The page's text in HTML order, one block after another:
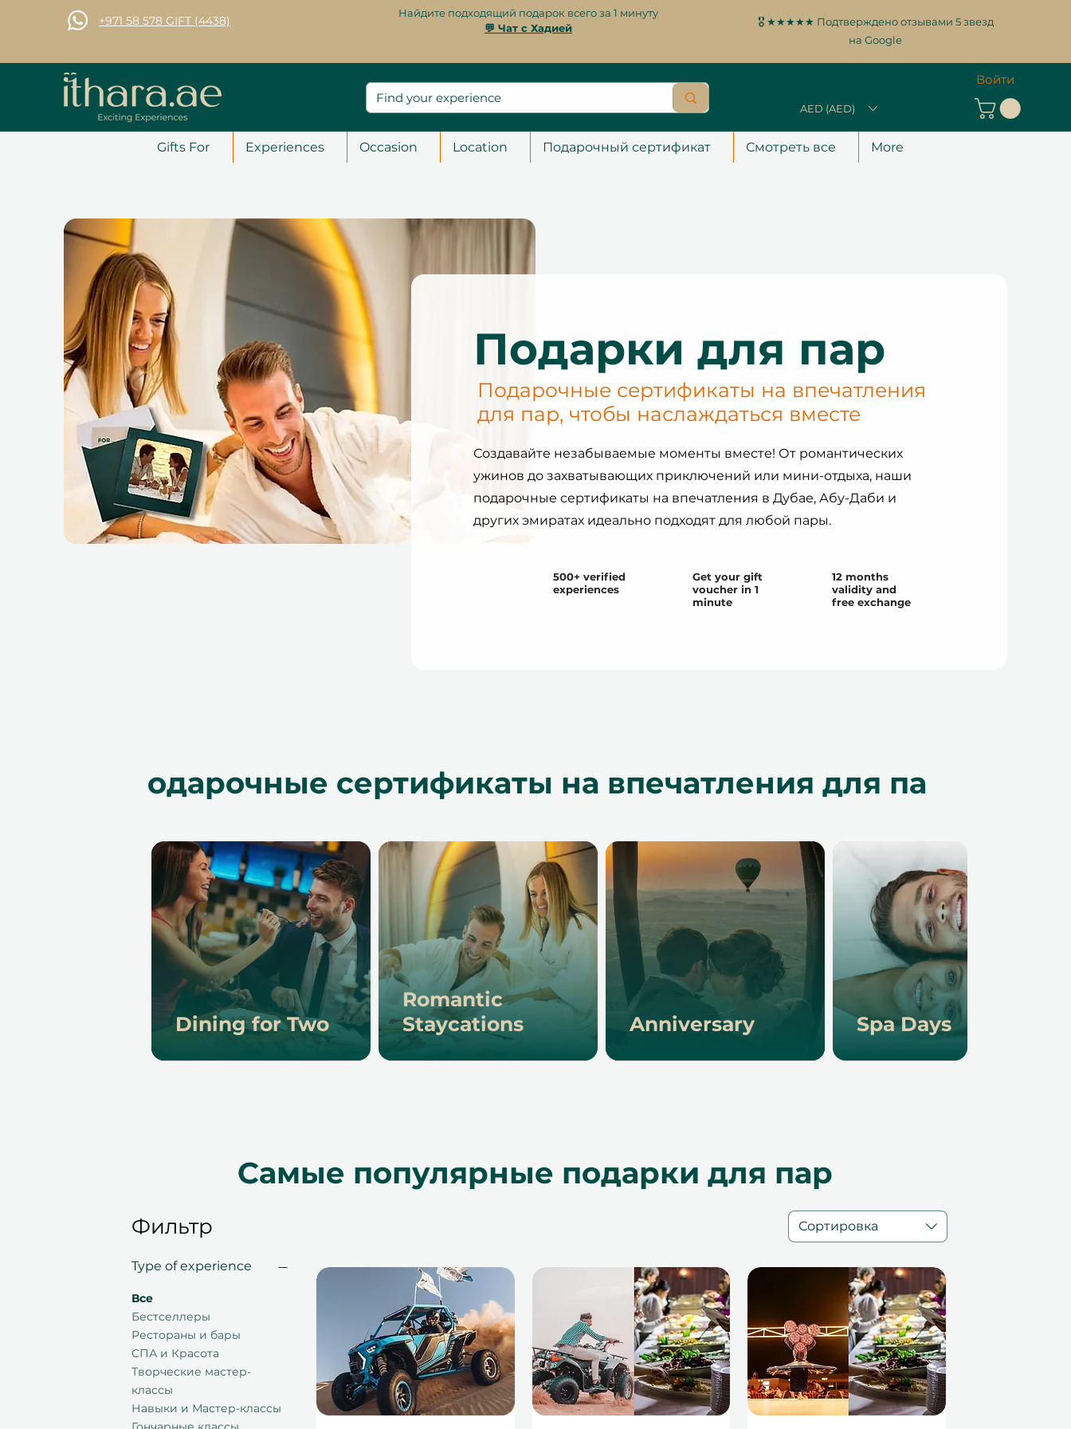
+971 58 578 GIFT (4438)
Найдите подходящий подарок всего за 1 минуту
💬 Чат с Хадией
🎖️ ★★★★★ Подтверждено отзывами 5 звезд
на Google
AED (AED)
Войти
Gifts For Experiences Occasion Location Подарочный сертификат Смотреть все More
Подарки для пар
Подарочные сертификаты на впечатления
для пар, чтобы наслаждаться вместе
Создавайте незабываемые моменты вместе! От романтических
ужинов до захватывающих приключений или мини-отдыха, наши
подарочные сертификаты на впечатления в Дубае, Абу-Даби и
других эмиратах идеально подходят для любой пары.
500+ verified
experiences
Get your gift
voucher in 1
minute
12 months
validity and
free exchange
Подарочные сертификаты на впечатления для пар
Dining for Two
Romantic
Staycations
Anniversary Spa Days
Самые популярные подарки для пар
Фильтр
Type of experience
Все
Бестселлеры
Рестораны и бары
СПА и Красота
Творческие мастер-
классы
Навыки и Мастер-классы
Сортировка